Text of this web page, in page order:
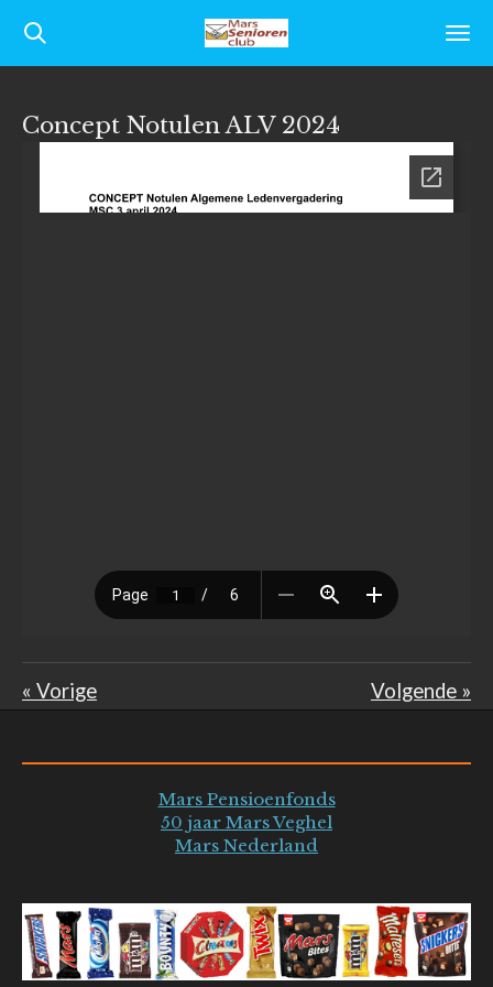
Ga
direct
de
Concept Notulen ALV 2024
« Vorige Volgende »
Mars Pensioenfonds
50 jaar Mars Veghel
Mars Nederland